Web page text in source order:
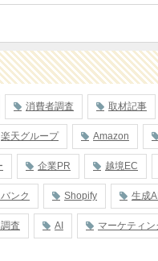
消費者調査 取材記事
楽天グループ Amazon
企業PR 越境EC
ンク Shopify 生成AI
査 AI マーケティン